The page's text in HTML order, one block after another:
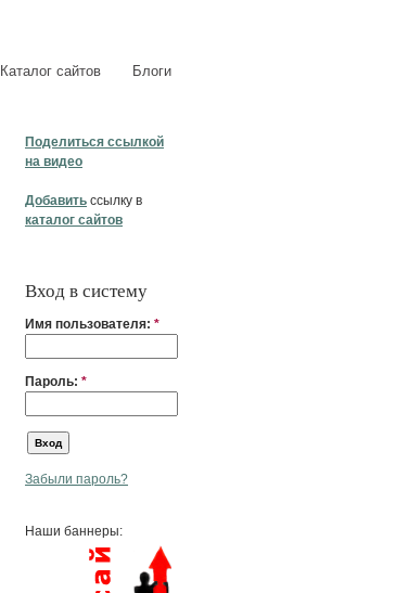
Каталог сайтов Блоги
Поделиться ссылкой
на видео
Добавить ссылку в
каталог сайтов
Вход в систему
Имя пользователя: *
Пароль: *
Забыли пароль?
Наши баннеры: